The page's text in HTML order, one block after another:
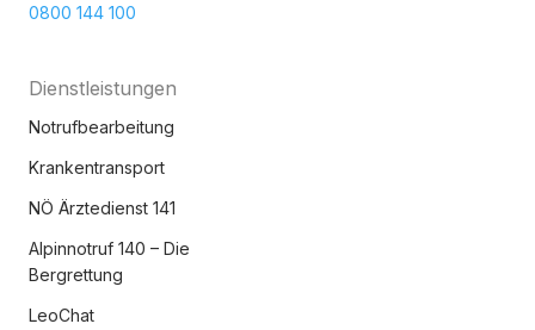
0800 144 100
Dienstleistungen
Notrufbearbeitung
Krankentransport
NÖ Ärztedienst 141
Alpinnotruf 140 – Die
Bergrettung
LeoChat